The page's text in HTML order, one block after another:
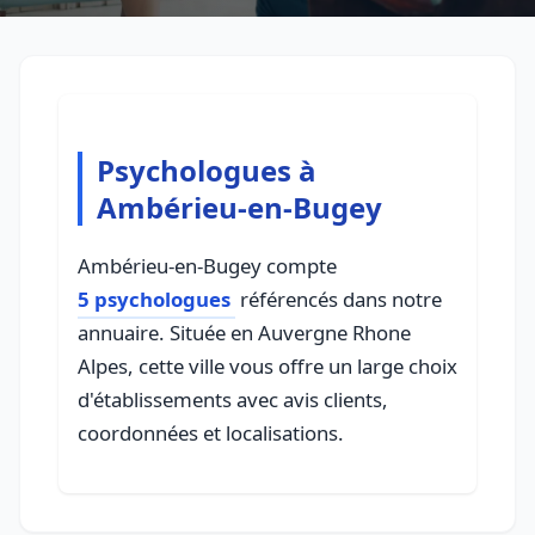
Psychologues à
Ambérieu-en-Bugey
Ambérieu-en-Bugey compte
5 psychologues référencés dans notre
annuaire. Située en Auvergne Rhone
Alpes, cette ville vous offre un large choix
d'établissements avec avis clients,
coordonnées et localisations.